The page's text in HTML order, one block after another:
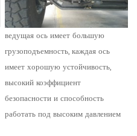
ведущая ось имеет большую
грузоподъемность, каждая ось
имеет хорошую устойчивость,
высокий коэффициент
безопасности и способность
работать под высоким давлением